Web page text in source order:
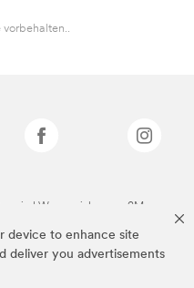
device to enhance site
deliver you advertisements
sind Warenzeichen von 3M.